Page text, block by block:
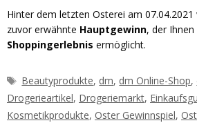
Hinter dem letzten Osterei am
zuvor erwähnte Hauptgewinn, der Ihnen
Shoppingerlebnis ermöglicht.
Schlagwörter
Beautyprodukte, dm, dm Online-Shop,
Drogerieartikel, Drogeriemarkt,
Kosmetikprodukte, Oster Gewinnspiel,